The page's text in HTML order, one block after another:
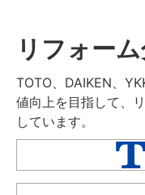
リフォー
TOTO、DAIKEN、
値向上を目指して、
しています。